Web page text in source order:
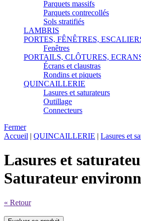
Parquets massifs
Parquets contrecollés
Sols stratifiés
LAMBRIS
PORTES, FÊNÊTRES,
Fenêtres
PORTAILS, CLÔTURES,
Écrans et claustras
Rondins et piquets
QUINCAILLERIE
Lasures et saturateurs
Outillage
Connecteurs
Fermer
Accueil | QUINCAILLERIE | Lasures et
Lasures et
Saturateur
« Retour